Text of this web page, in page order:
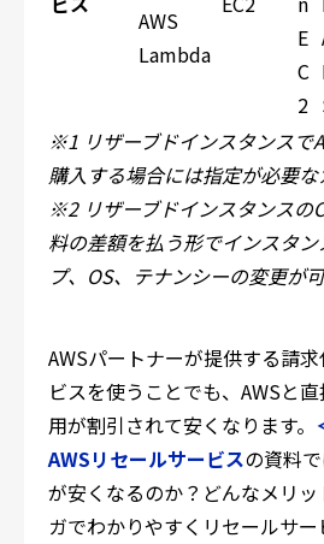
AWS
Lambda
E
C
2
※1 リザーブドインスタンスで
購入する場合には指定が必要
※2 リザーブドインスタンス
料の差額を払う形でインスタ
プ、OS、テナンシーの変更が
AWSパートナーが提供する請
ビスを使うことでも、AWSと
用が割引されて安くなります。
AWSリセールサービスの資料
が安くなるのか？どんなメリ
ガでわかりやすくリセールサ